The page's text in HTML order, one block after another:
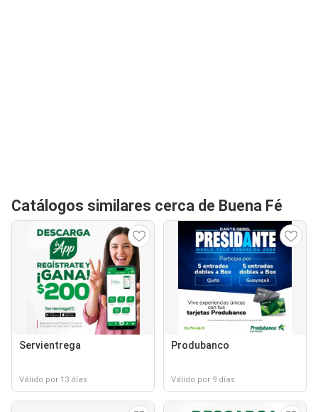
Catálogos similares cerca de Buena Fé
Servientrega
Válido por 13 días
Produbanco
Válido por 9 días